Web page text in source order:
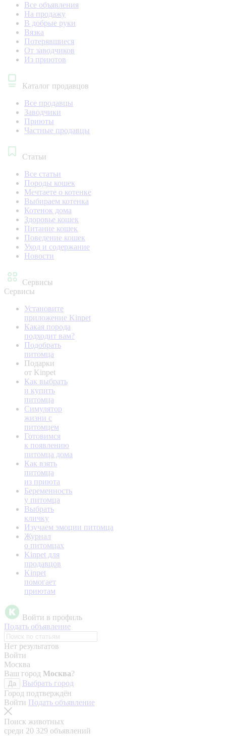
Все объявления
На продажу
В добрые руки
Вязка
Потерявшиеся
От заводчиков
Из приютов
Каталог продавцов
Все продавцы
Заводчики
Приюты
Частные продавцы
Статьи
Все статьи
Породы кошек
Мечтаете о котенке
Выбираем котенка
Котенок дома
Здоровье кошек
Питание кошек
Поведение кошек
Уход и содержание
Новости
Сервисы
Сервисы
Установите
приложение Kinpet
Какая порода
подходит вам?
Подобрать
питомца
Подарки
от Kinpet
Как выбрать
и купить
питомца
Симулятор
жизни с
питомцем
Готовимся
к появлению
питомца дома
Как взять
питомца
из приюта
Беременность
у питомца
Выбрать
кличку
Изучаем эмоции питомца
Журнал
о питомцах
Kinpet для
продавцов
Kinpet
помогает
приютам
Войти в профиль
Подать объявление
Нет результатов
Войти
Москва
Ваш город Москва?
Да
Выбрать город
Город подтверждён
Войти Подать объявление
Поиск животных
среди 20 329 объявлений